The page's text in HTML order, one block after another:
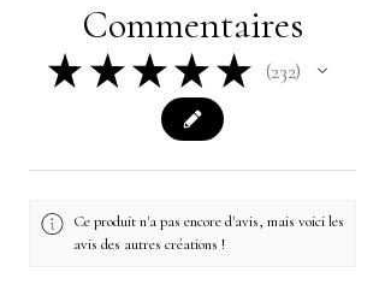
Commentaires
★ ★ ★ ★ ★ 232
232
Ce produit n'a pas encore d'avis, mais voici les
avis des autres créations !